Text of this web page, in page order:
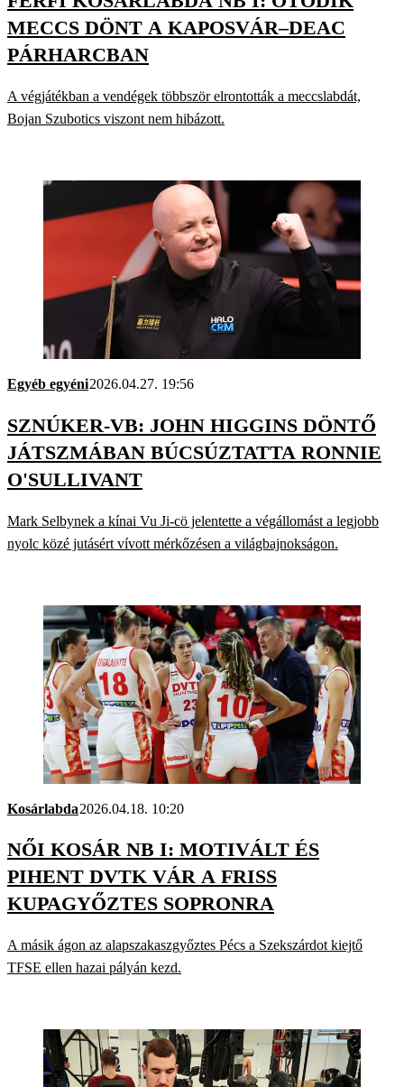
MECCS DÖNT A KAPOSVÁR–DEAC
PÁRHARCBAN
A végjátékban a vendégek többször elrontották a meccslabdát,
Bojan Szubotics viszont nem hibázott.
Egyéb egyéni2026.04.27. 19:56
SZNÚKER-VB: JOHN HIGGINS DÖNTŐ
JÁTSZMÁBAN BÚCSÚZTATTA RONNIE
O'SULLIVANT
Mark Selbynek a kínai Vu Ji-cö jelentette a végállomást a legjobb
nyolc közé jutásért vívott mérkőzésen a világbajnokságon.
Kosárlabda2026.04.18. 10:20
NŐI KOSÁR NB I: MOTIVÁLT ÉS
PIHENT DVTK VÁR A FRISS
KUPAGYŐZTES SOPRONRA
A másik ágon az alapszakaszgyőztes Pécs a Szekszárdot kiejtő
TFSE ellen hazai pályán kezd.